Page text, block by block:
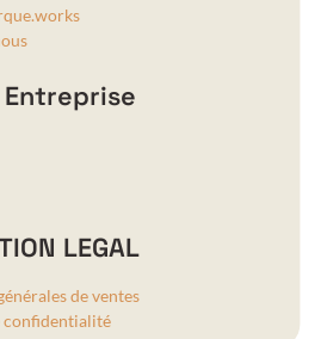
LEGAL
de ventes
confidentialité